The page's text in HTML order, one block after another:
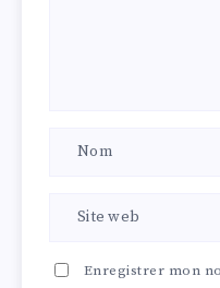
Enregistrer mon